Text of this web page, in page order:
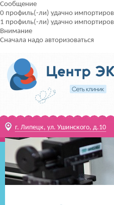
Сообщение
0 профиль(-ли) удачно
1 профиль(-ли) удачно
Внимание
Сначала надо авторизоваться
г. Липецк, ул. Ушинского, д.10